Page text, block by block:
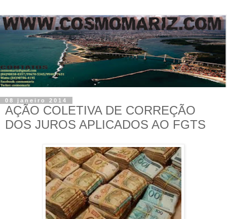
08 janeiro 2014
AÇÃO COLETIVA DE CORREÇÃO
DOS JUROS APLICADOS AO FGTS